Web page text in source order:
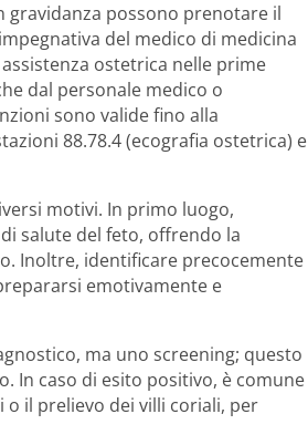
gravidanza possono prenotare il
del medico di medicina
ostetrica nelle prime
dal personale medico o
sono valide fino alla
88.78.4 (ecografia ostetrica) e
motivi. In primo luogo,
salute del feto, offrendo la
Inoltre, identificare precocemente
emotivamente e
ma uno screening; questo
In caso di esito positivo, è comune
o il prelievo dei villi coriali, per